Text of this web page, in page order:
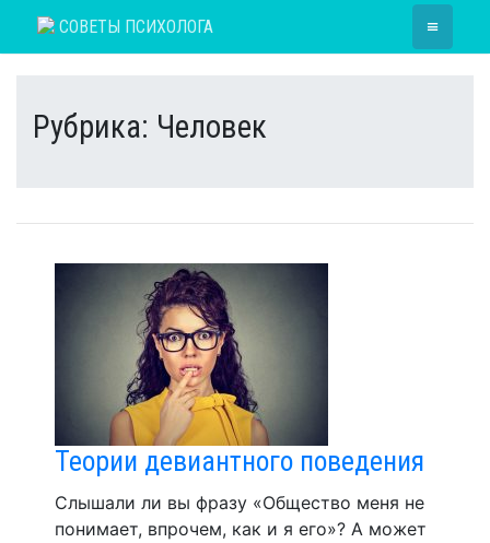
СОВЕТЫ ПСИХОЛОГА ≡
Рубрика: Человек
Теории девиантного поведения
Слышали ли вы фразу «Общество меня не
понимает, впрочем, как и я его»? А может